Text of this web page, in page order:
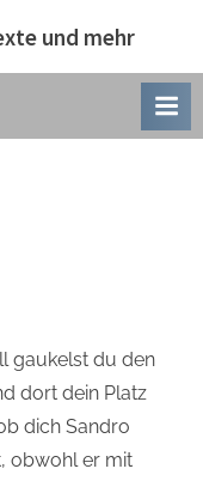
und mehr
gaukelst du den
dort dein Platz
dich Sandro
obwohl er mit